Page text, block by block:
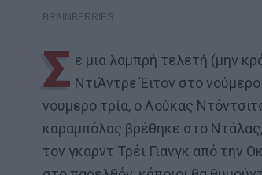
Σ ε μια λαμπρή τελετή (μην
ΝτιΆντρε Έιτον στο
νούμερο τρία, ο Λούκας
καραμπόλας βρέθηκε στο
τον γκαρντ Τρέι Γιανγκ από την